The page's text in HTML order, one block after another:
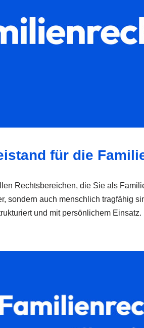
für die
Rechtsbereichen, die Sie als
sondern auch menschlich tragfähig
und mit persönlichem